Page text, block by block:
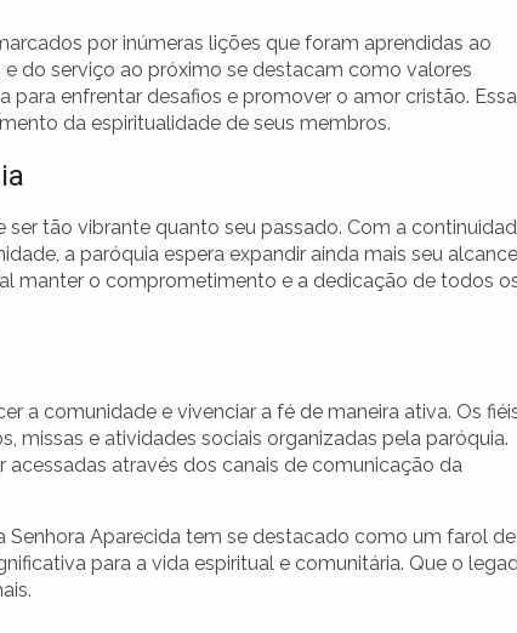
por inúmeras lições que foram aprendidas ao
do serviço ao próximo se destacam como valores
enfrentar desafios e promover o amor cristão.
da espiritualidade de seus membros.
tão vibrante quanto seu passado. Com a
a paróquia espera expandir ainda mais seu
manter o comprometimento e a dedicação de todos
a comunidade e vivenciar a fé de maneira ativa. Os
missas e atividades sociais organizadas pela paróquia.
através dos canais de comunicação da
Senhora Aparecida tem se destacado como um farol
para a vida espiritual e comunitária. Que o